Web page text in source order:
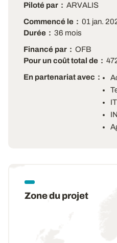
Piloté par
ARVALIS
Commencé le
01 jan.
Durée
36 mois
Financé par
OFB
Pour un coût total de
En partenariat avec
Zone du projet